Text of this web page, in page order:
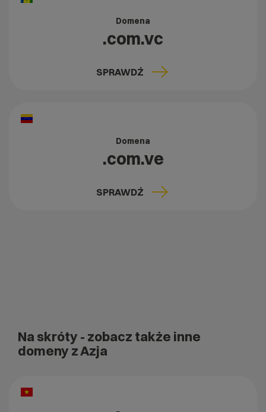
Domena
.com.vc
SPRAWDŹ
Domena
.com.ve
SPRAWDŹ
Na skróty - zobacz także inne
domeny z Azja